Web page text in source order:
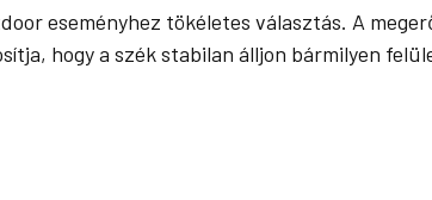
eseményhez tökéletes választás. A
hogy a szék stabilan álljon bármilyen